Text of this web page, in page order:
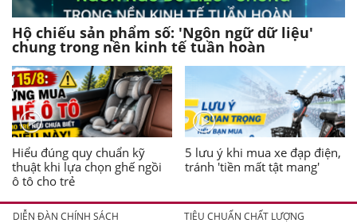
Hộ chiếu sản phẩm số: 'Ngôn ngữ dữ liệu'
chung trong nền kinh tế tuần hoàn
Hiểu đúng quy chuẩn kỹ
thuật khi lựa chọn ghế ngồi
ô tô cho trẻ
5 lưu ý khi mua xe đạp điện,
tránh 'tiền mất tật mang'
DIỄN ĐÀN CHÍNH SÁCH TIÊU CHUẨN CHẤT LƯỢNG